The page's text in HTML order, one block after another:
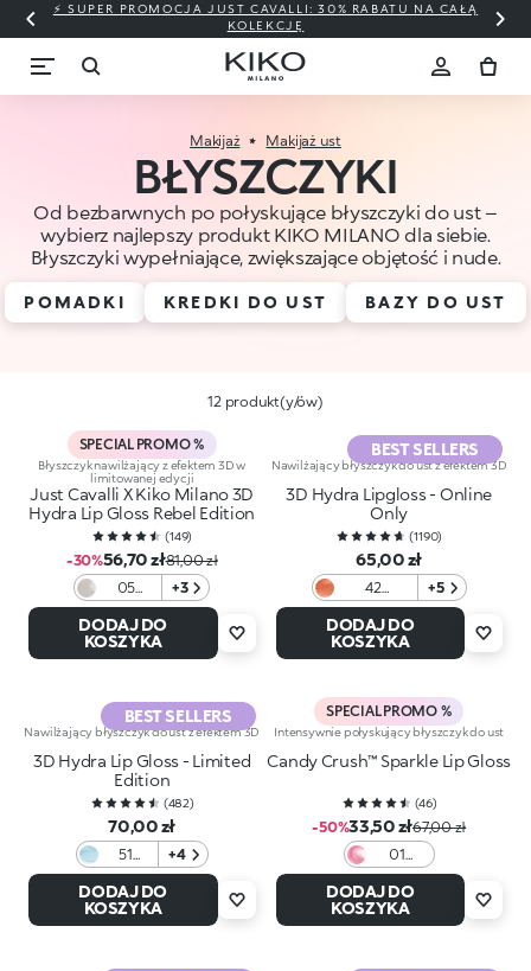
⚡ SUPER PROMOCJA JUST CAVALLI: 30% RABATU NA CAŁĄ
KOLEKCJĘ
Makijaż Makijaż ust
BŁYSZCZYKI
Od bezbarwnych po połyskujące błyszczyki do ust –
wybierz najlepszy produkt KIKO MILANO dla siebie.
Błyszczyki wypełniające, zwiększające objętość i nude.
POMADKI KREDKI DO UST BAZY DO UST
12 produkt(y/ów)
SPECIAL PROMO %
Błyszczyk nawilżający z efektem 3D w
limitowanej edycji
Just Cavalli X Kiko Milano 3D
Hydra Lip Gloss Rebel Edition
(149)
-30%56,70 zł81,00 zł
05
Sunset
Groove
+3
DODAJ DO
KOSZYKA
BEST SELLERS
Nawilżający błyszczyk do ust z efektem 3D
3D Hydra Lipgloss - Online
Only
(1190)
65,00 zł
42
Charming
Copper
+5
DODAJ DO
KOSZYKA
BEST SELLERS
Nawilżający błyszczyk do ust z efektem 3D
3D Hydra Lip Gloss - Limited
Edition
(482)
70,00 zł
51
Frozen
Light
Blue
+4
DODAJ DO
KOSZYKA
SPECIAL PROMO %
Intensywnie połyskujący błyszczyk do ust
Candy Crush™ Sparkle Lip Gloss
(46)
-50%33,50 zł67,00 zł
01
Lollipop
Love
DODAJ DO
KOSZYKA